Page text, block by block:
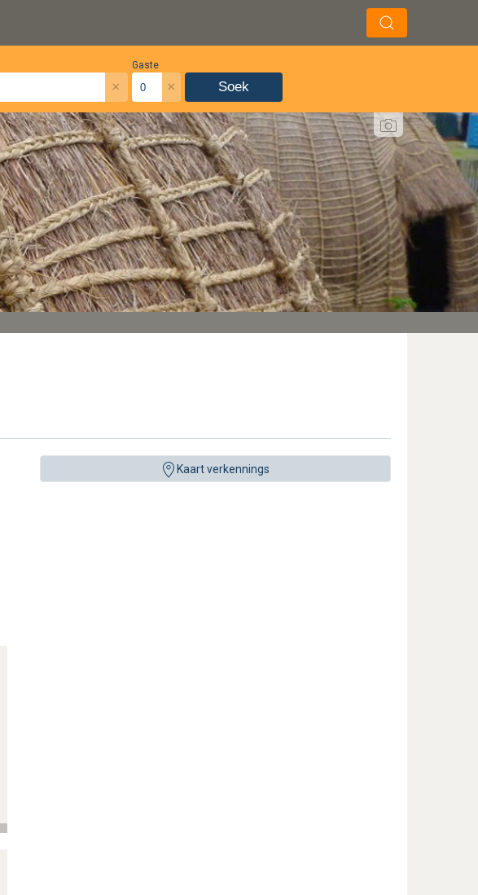
Gaste
×
× Soek
Kaart verkennings